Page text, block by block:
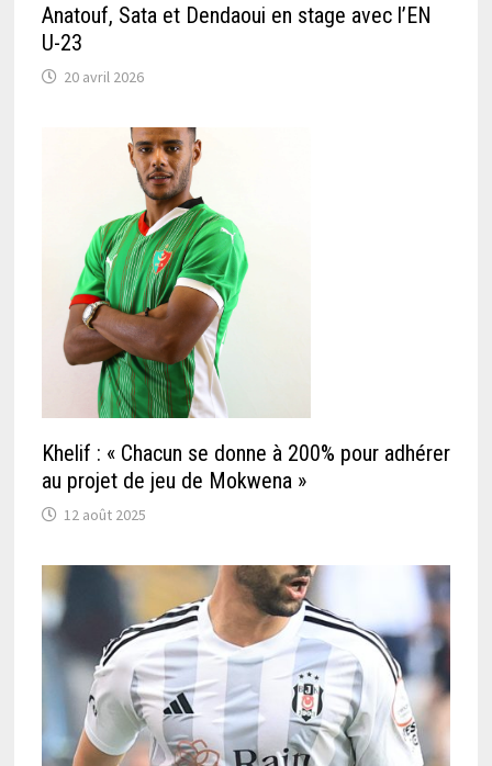
Anatouf, Sata et Dendaoui en stage avec l’EN
U-23
20 avril 2026
Khelif : « Chacun se donne à 200% pour adhérer
au projet de jeu de Mokwena »
12 août 2025